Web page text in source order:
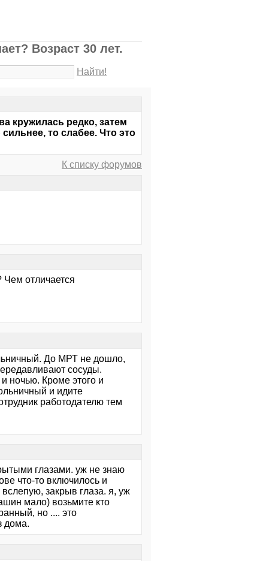
Возраст 30 лет.
Найти!
кружилась редко, затем
то слабее. Что это
К списку форумов
отличается
До МРТ не дошло,
сосуды.
ночью. Кроме этого и
и идите
работодателю тем
глазами. уж не знаю
что-то включилось и
закрыв глаза. я, уж
мало) возьмите кто
но .... это
дома.